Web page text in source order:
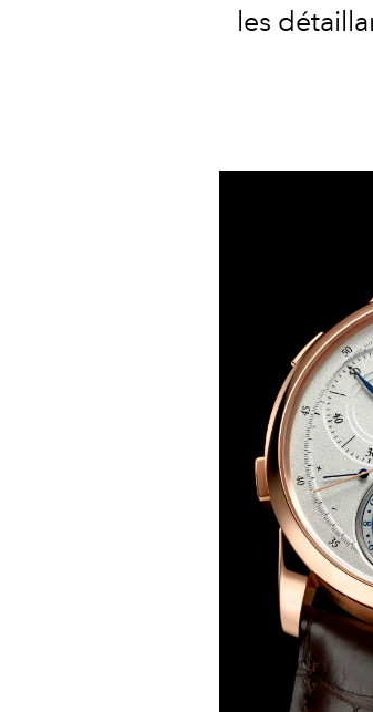
les